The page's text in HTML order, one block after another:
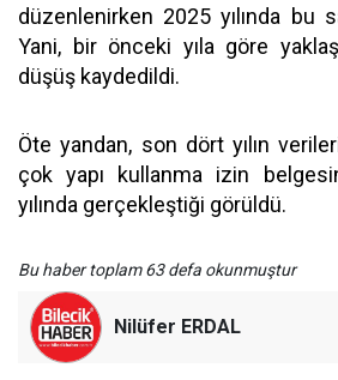
düzenlenirken 2025 yılında bu
Yani, bir önceki yıla göre
düşüş kaydedildi.
Öte yandan, son dört yılın
çok yapı kullanma izin
yılında gerçekleştiği görüldü.
Bu haber toplam 63 defa okunmuştur
Nilüfer ERDAL